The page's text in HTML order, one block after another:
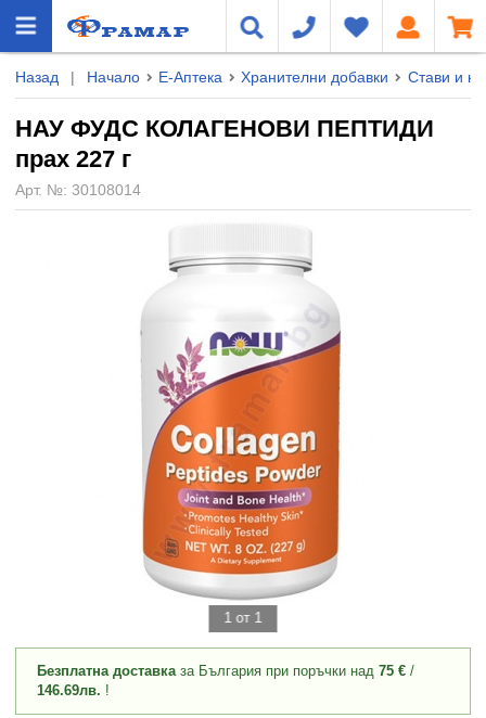
Назад | Начало Е-Аптека Хранителни добавки Стави и
НАУ ФУДС КОЛАГЕНОВИ ПЕПТИДИ
прах 227 г
Арт. №: 30108014
1 от 1
Безплатна доставказа България при поръчки над 75 € /
146.69лв. !